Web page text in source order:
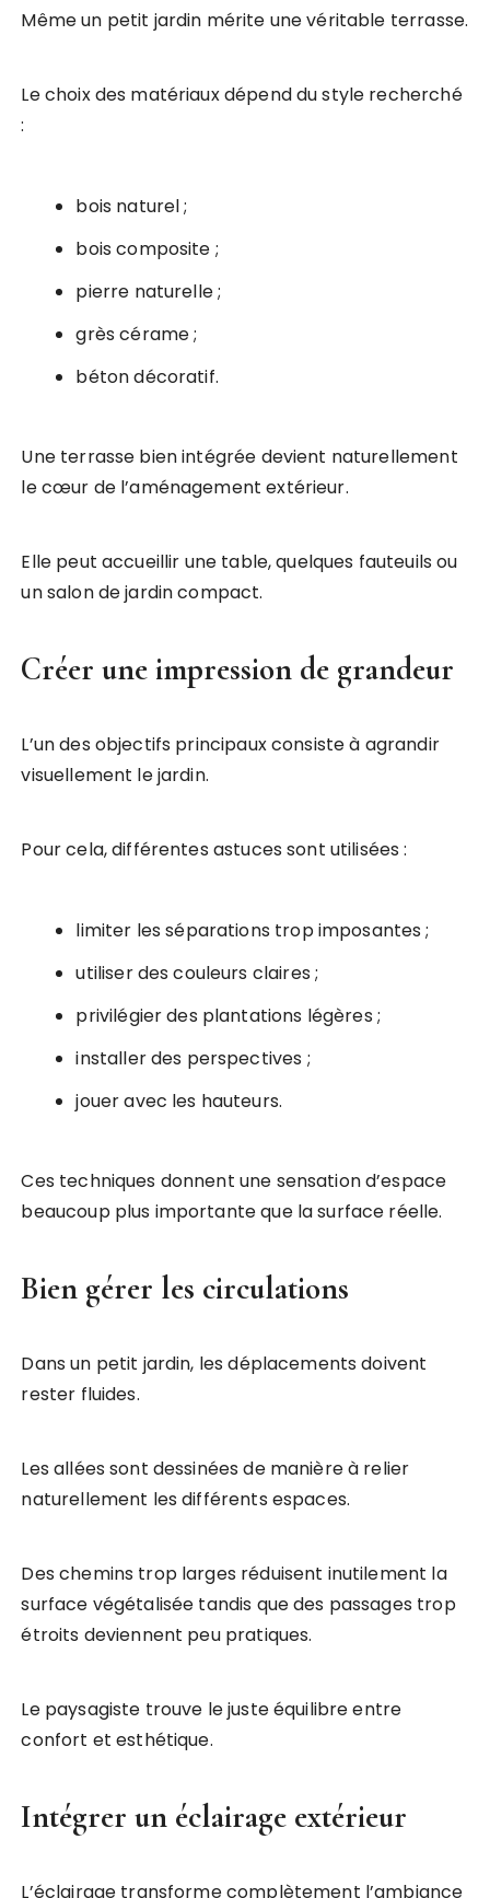
Même un petit jardin mérite une véritable terrasse.
Le choix des matériaux dépend du style recherché
:
bois naturel ;
bois composite ;
pierre naturelle ;
grès cérame ;
béton décoratif.
Une terrasse bien intégrée devient naturellement
le cœur de l’aménagement extérieur.
Elle peut accueillir une table, quelques fauteuils ou
un salon de jardin compact.
Créer une impression de grandeur
L’un des objectifs principaux consiste à agrandir
visuellement le jardin.
Pour cela, différentes astuces sont utilisées :
limiter les séparations trop imposantes ;
utiliser des couleurs claires ;
privilégier des plantations légères ;
installer des perspectives ;
jouer avec les hauteurs.
Ces techniques donnent une sensation d’espace
beaucoup plus importante que la surface réelle.
Bien gérer les circulations
Dans un petit jardin, les déplacements doivent
rester fluides.
Les allées sont dessinées de manière à relier
naturellement les différents espaces.
Des chemins trop larges réduisent inutilement la
surface végétalisée tandis que des passages trop
étroits deviennent peu pratiques.
Le paysagiste trouve le juste équilibre entre
confort et esthétique.
Intégrer un éclairage extérieur
L’éclairage transforme complètement l’ambiance